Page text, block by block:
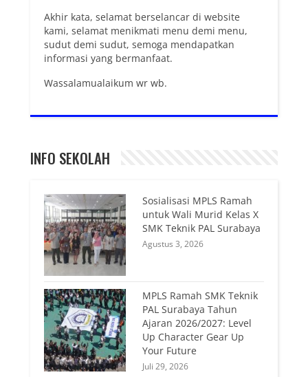
Akhir kata, selamat berselancar di website
kami, selamat menikmati menu demi menu,
sudut demi sudut, semoga mendapatkan
informasi yang bermanfaat.
Wassalamualaikum wr wb.
INFO SEKOLAH
Sosialisasi MPLS Ramah
untuk Wali Murid Kelas X
SMK Teknik PAL Surabaya
Agustus 3, 2026
MPLS Ramah SMK Teknik
PAL Surabaya Tahun
Ajaran 2026/2027: Level
Up Character Gear Up
Your Future
Juli 29, 2026